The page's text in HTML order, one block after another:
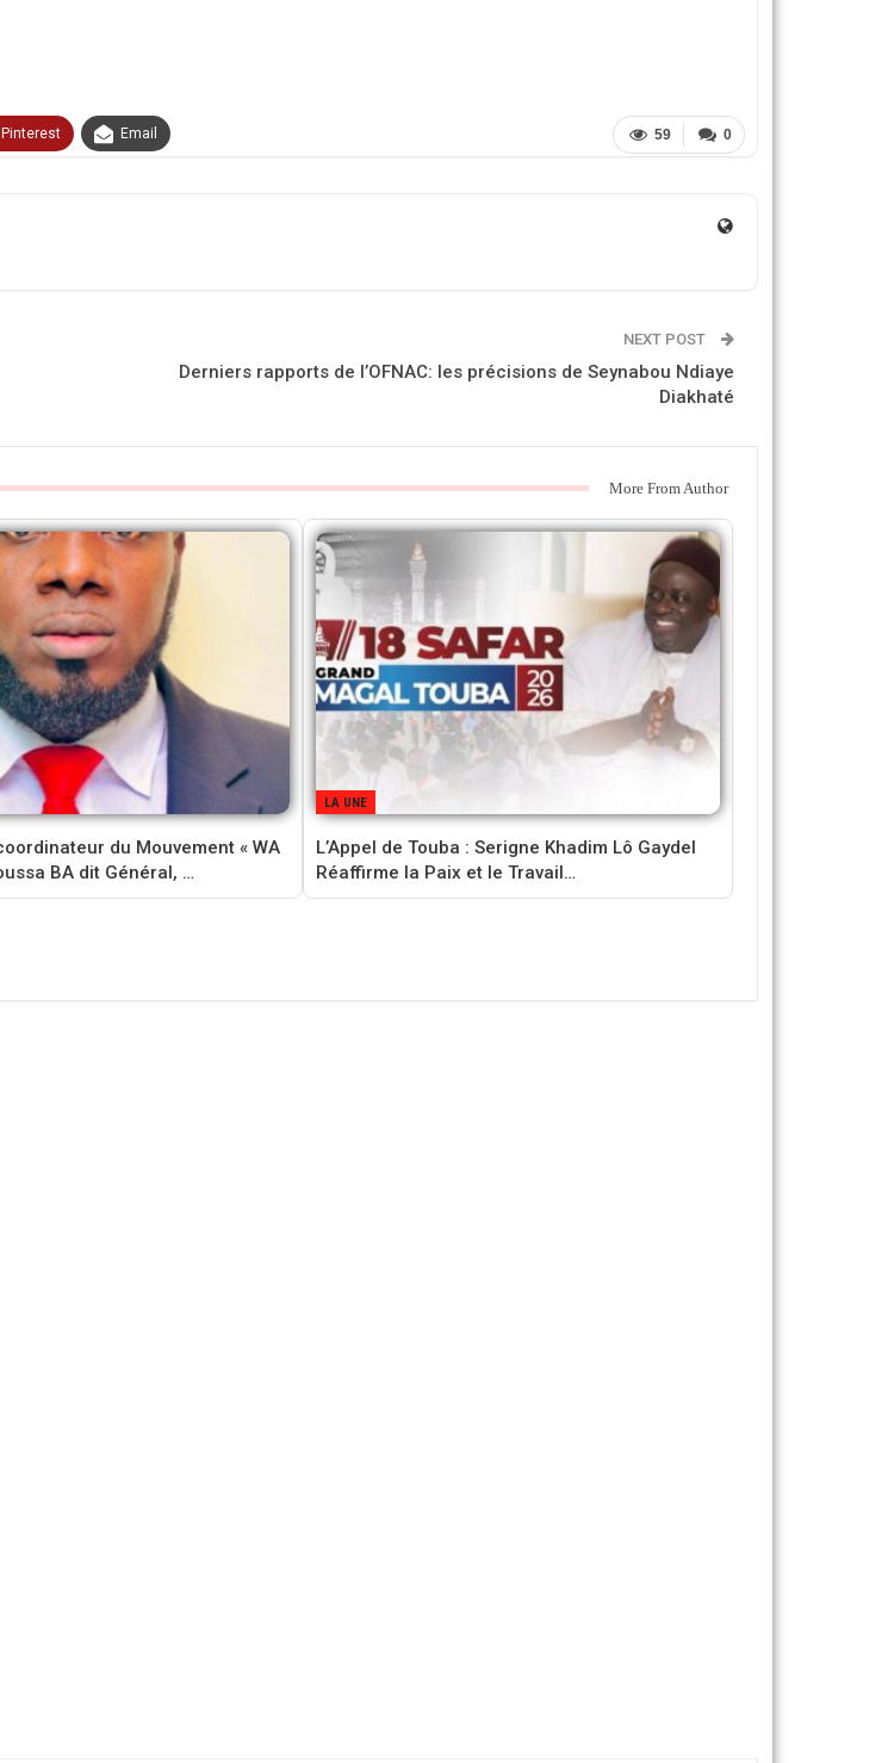
0
59
Pinterest Email
NEXT POST
Derniers rapports de l’OFNAC: les précisions de Seynabou Ndiaye
Diakhaté
More From Author
du Mouvement « WA
BA dit Général, …
LA UNE
L’Appel de Touba : Serigne Khadim Lô Gaydel
Réaffirme la Paix et le Travail…